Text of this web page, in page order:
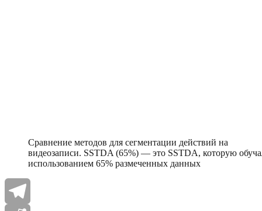
Сравнение методов для сегментации действий на
видеозаписи. SSTDA (65%) — это SSTDA, которую
использованием 65% размеченных данных